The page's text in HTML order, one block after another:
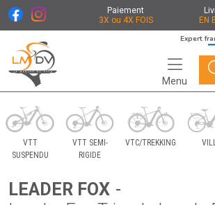
Paiement
3X ou 4X FOIS
EN
Le Marché du Vélo Votre distributeurs de
Expert
Menu
VTT
SUSPENDU
VTT SEMI-
RIGIDE
VTC/TREKKING
LEADER FOX -